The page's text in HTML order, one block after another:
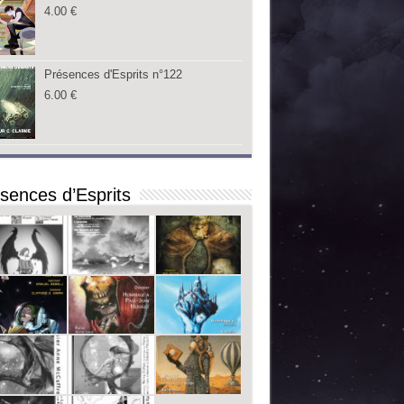
4.00 €
Présences d'Esprits n°122
6.00 €
d’Esprits